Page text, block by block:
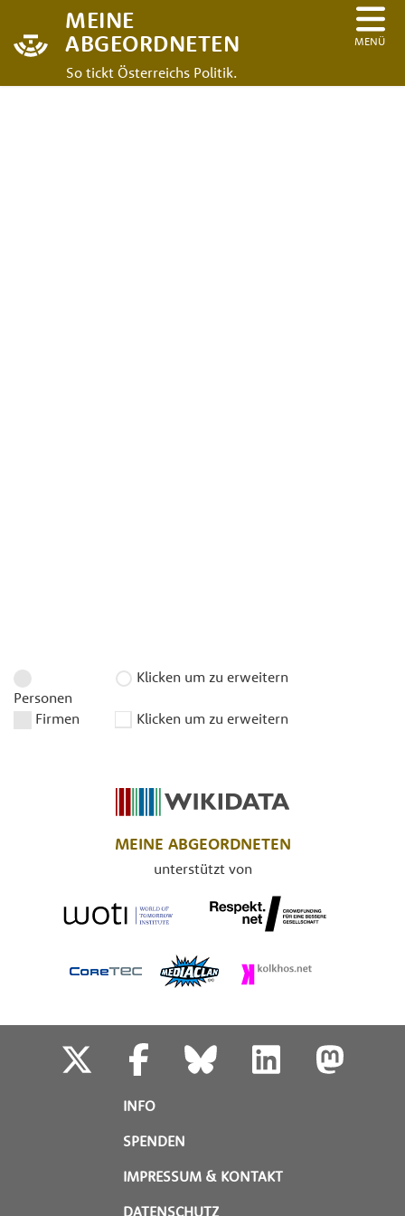
MEINE
ABGEORDNETEN
So tickt Österreichs Politik.
MENÜ
Personen
Klicken um zu erweitern
Firmen Klicken um zu erweitern
MEINE ABGEORDNETEN
unterstützt von
INFO
SPENDEN
IMPRESSUM & KONTAKT
DATENSCHUTZ